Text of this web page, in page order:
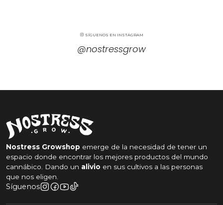
SÍGUENOS EN INSTAGRAM
@nostressgrow
Nostress Growshop emerge de la necesidad de tener un
espacio donde encontrar los mejores productos del mundo
cannábico. Dando un alivio en sus cultivos a las personas
que nos eligen.
Síguenos